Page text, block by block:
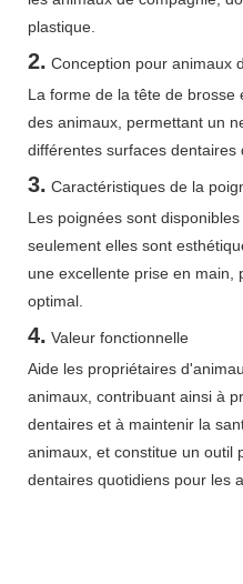
plastique.
2. Conception pour animaux
La forme de la tête de
des animaux, permettant un
différentes surfaces dentaires
3. Caractéristiques de la
Les poignées sont
seulement elles sont
une excellente prise en main,
optimal.
4. Valeur fonctionnelle
Aide les propriétaires
animaux, contribuant ainsi à
dentaires et à maintenir la
animaux, et constitue un outil
dentaires quotidiens pour les